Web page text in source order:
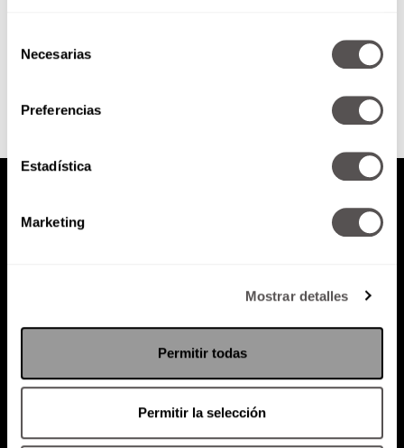
Necesarias
Preferencias
Estadística
Marketing
Mostrar detalles
Permitir todas
Permitir la selección
Política de Privacidad
PODCAST RADIO MARTHA EVENTOS
SACA TU ID